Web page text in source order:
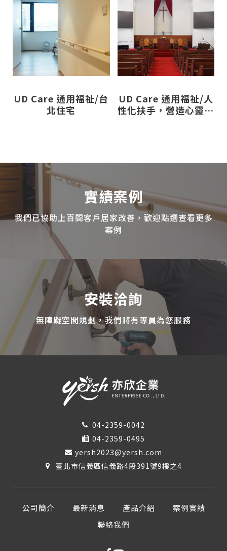
UD Care 通用福祉/台
北住宅
UD Care 通用福祉/人
性化扶手，營造心靈安
實績案例
我們已協助上百間客戶居家改善，歡迎點選查看更多
案例
安裝洽詢
無障礙空間規劃，我們將有專員為您服務
04-2359-0042
04-2359-0495
yersh2023@yersh.com
臺北市信義區信義路4段391號9樓之4
公司簡介 最新消息 產品介紹
案例實績
聯絡我們